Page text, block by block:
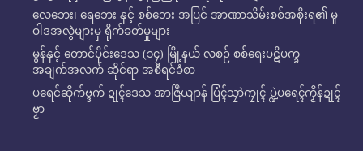
လေဘေး၊ ရေဘေး နှင့် စစ်ဘေး အပြင် အာဏာသိမ်းစစ်အစိုးရ၏ မူ
ဝါဒအလွဲများမှ ရိုက်ခတ်မှုများ
မွန်နှင့် တောင်ပိုင်းဒေသ (၁၄) မြို့နယ် လစဉ် စစ်ရေးပဋိပက္ခ
အချက်အလက် ဆိုင်ရာ အစီရင်ခံစာ
ပရေင်ဆိုက်ဗ္ဒက် ဍုၚ်ဒေသ အာဇြဳယျာန် ပြံၚ်သၠာဲကၠုၚ် ပ္ဍဲပရေၚ်ကၟိန်ဍုၚ်
ဗၟာ